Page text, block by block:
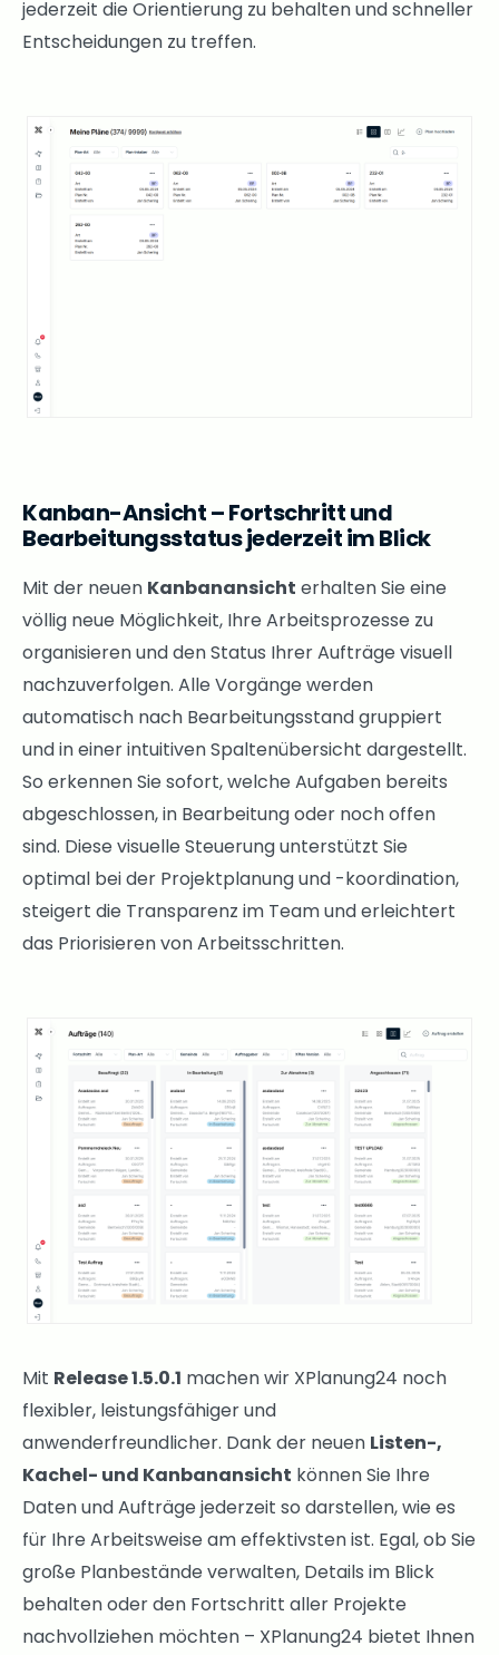
jederzeit die Orientierung zu behalten und schneller
Entscheidungen zu treffen.
Kanban-Ansicht – Fortschritt und
Bearbeitungsstatus jederzeit im Blick
Mit der neuen Kanbanansicht erhalten Sie eine
völlig neue Möglichkeit, Ihre Arbeitsprozesse zu
organisieren und den Status Ihrer Aufträge visuell
nachzuverfolgen. Alle Vorgänge werden
automatisch nach Bearbeitungsstand gruppiert
und in einer intuitiven Spaltenübersicht dargestellt.
So erkennen Sie sofort, welche Aufgaben bereits
abgeschlossen, in Bearbeitung oder noch offen
sind. Diese visuelle Steuerung unterstützt Sie
optimal bei der Projektplanung und -koordination,
steigert die Transparenz im Team und erleichtert
das Priorisieren von Arbeitsschritten.
Mit Release 1.5.0.1 machen wir XPlanung24 noch
flexibler, leistungsfähiger und
anwenderfreundlicher. Dank der neuen Listen-,
Kachel- und Kanbanansicht können Sie Ihre
Daten und Aufträge jederzeit so darstellen, wie es
für Ihre Arbeitsweise am effektivsten ist. Egal, ob Sie
große Planbestände verwalten, Details im Blick
behalten oder den Fortschritt aller Projekte
nachvollziehen möchten – XPlanung24 bietet Ihnen